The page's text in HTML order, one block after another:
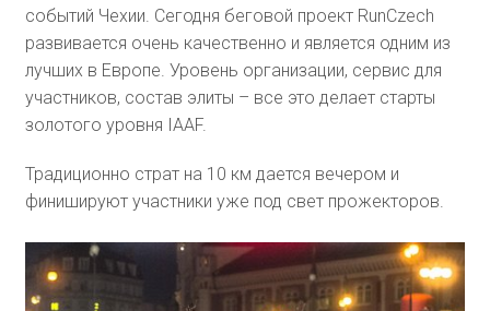
событий Чехии. Сегодня беговой проект RunCzech
развивается очень качественно и является одним из
лучших в Европе. Уровень организации, сервис для
участников, состав элиты – все это делает старты
золотого уровня IAAF.
Традиционно страт на 10 км дается вечером и
финишируют участники уже под свет прожекторов.